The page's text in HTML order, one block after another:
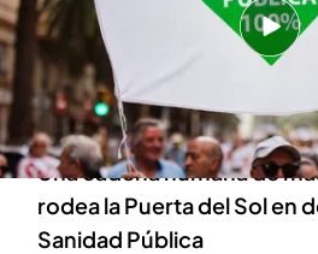
Este domingo se han
manifestaciones en
pública en varias ciudades
Una cadena humana de
rodea la Puerta del Sol en
Sanidad Pública